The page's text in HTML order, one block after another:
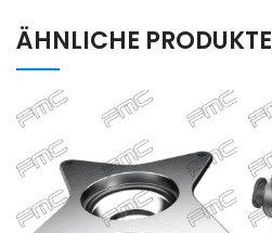
ÄHNLICHE PRODUKTE